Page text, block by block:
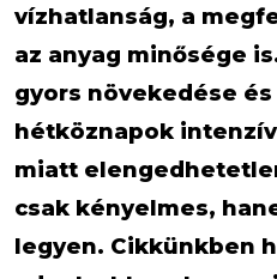
vízhatlanság, a
az anyag minősége
gyors növekedése
hétköznapok
miatt
csak kényelmes,
legyen. Cikkünkben